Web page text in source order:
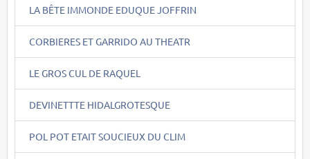
LA BÊTE IMMONDE EDUQUE JOFFRIN
CORBIERES ET GARRIDO AU THEATR
LE GROS CUL DE RAQUEL
DEVINETTTE HIDALGROTESQUE
POL POT ETAIT SOUCIEUX DU CLIM